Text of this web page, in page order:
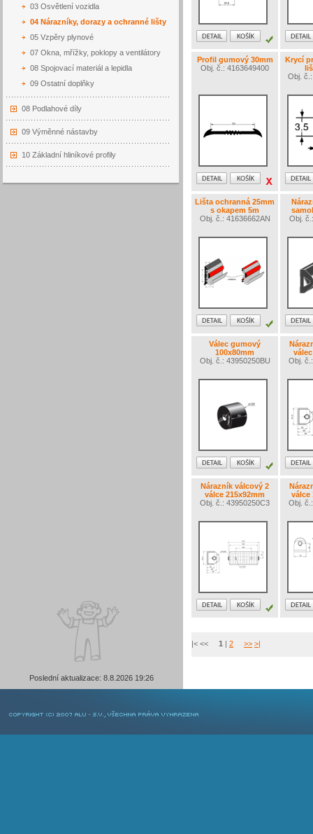
Poslední aktualizace: 8.8.2026 19:26
03 Osvětlení vozidla
04 Nárazníky, dorazy a ochranné lišty
05 Vzpěry plynové
07 Okna, mřížky, poklopy a ventilátory
08 Spojovací materiál a lepidla
09 Ostatní doplňky
08 Podlahové díly
09 Výměnné nástavby
10 Základní hliníkové profily
Profil gumový 30mm
Obj. č.: 4163649400
Krycí
Obj.
Lišta ochranná 25mm
s okapem 5m
Obj. č.: 41636662AN
Obj.
Válec gumový
100x80mm
Obj. č.: 43950250BU
Obj.
Nárazník válcový 2
válce 215x92mm
Obj. č.: 43950250C3
válce
Obj.
|< << 1 | 2 >> >|
COPYRIGHT © 2007 ALU-SV, VŠECHNA PRÁVA VYHRAZENA